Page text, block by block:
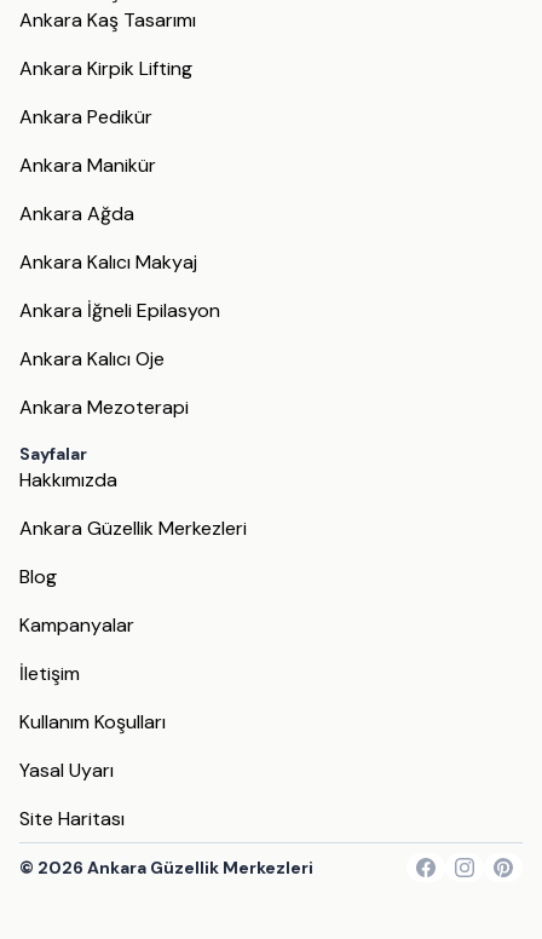
Ankara Kaş Tasarımı
Ankara Kirpik Lifting
Ankara Pedikür
Ankara Manikür
Ankara Ağda
Ankara Kalıcı Makyaj
Ankara İğneli Epilasyon
Ankara Kalıcı Oje
Ankara Mezoterapi
Sayfalar
Hakkımızda
Ankara Güzellik Merkezleri
Blog
Kampanyalar
İletişim
Kullanım Koşulları
Yasal Uyarı
Site Haritası
© 2026 Ankara Güzellik Merkezleri